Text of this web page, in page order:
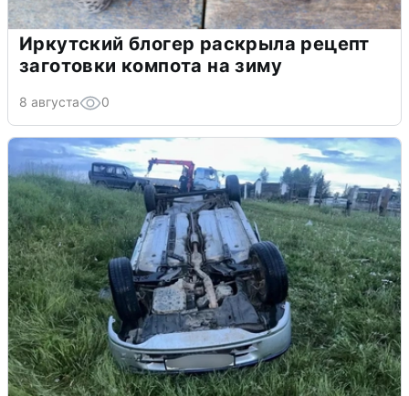
Иркутский блогер раскрыла рецепт
заготовки компота на зиму
8 августа 0